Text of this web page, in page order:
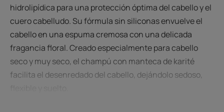
hidrolipídica para una protección óptima del cabello y el
cuero cabelludo. Su fórmula sin siliconas envuelve el
cabello en una espuma cremosa con una delicada
fragancia floral. Creado especialmente para cabello
seco y muy seco, el champú con manteca de karité
facilita el desenredado del cabello, dejándolo sedoso,